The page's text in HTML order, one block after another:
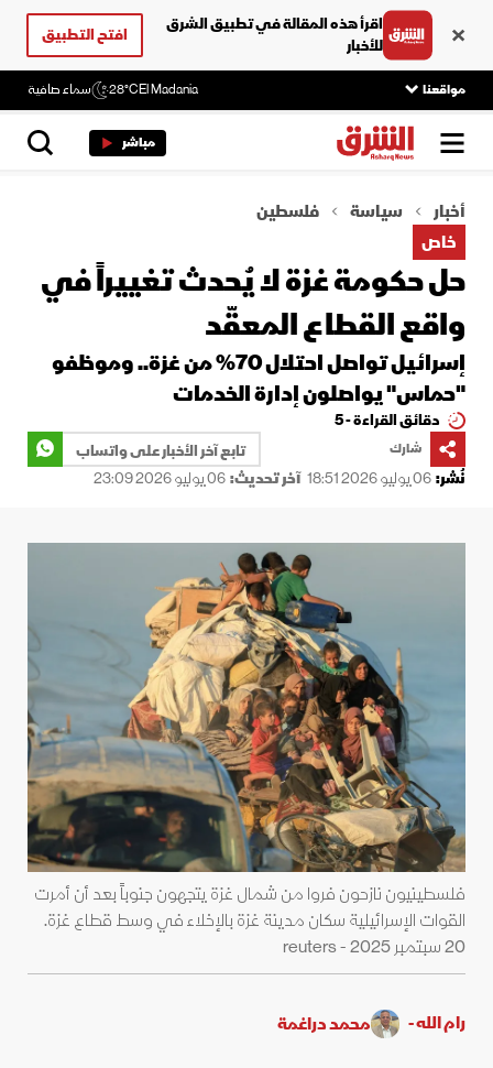
اقرأ هذه المقالة في تطبيق الشرق
للأخبار
افتح التطبيق
مواقعنا El Madania
28°C سماء صافية
مباشر
أخبار سياسة
فلسطين
خاص
حل حكومة غزة لا يُحدث تغييراً في
واقع القطاع المعقّد
إسرائيل تواصل احتلال 70% من غزة.. وموظفو
"حماس" يواصلون إدارة الخدمات
دقائق القراءة - 5
شارك
تابع آخر الأخبار على واتساب
نُشر:06 يوليو 2026 18:51 آخر تحديث:06 يوليو 2026 23:09
فلسطينيون نازحون فروا من شمال غزة يتجهون جنوباً بعد أن أمرت
القوات الإسرائيلية سكان مدينة غزة بالإخلاء في وسط قطاع غزة.
20 سبتمبر 2025 - reuters
رام الله - محمد دراغمة